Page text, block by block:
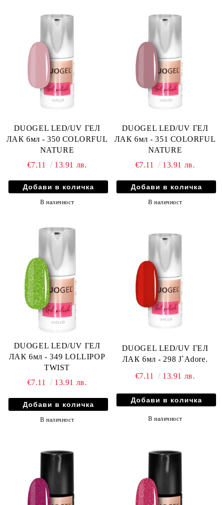
DUOGEL LED/UV ГЕЛ
ЛАК 6мл - 350 COLORFUL
NATURE
€7.11
13.91 лв.
В наличност
DUOGEL LED/UV ГЕЛ
ЛАК 6мл - 351 COLORFUL
NATURE
€7.11
13.91 лв.
В наличност
DUOGEL LED/UV ГЕЛ
ЛАК 6мл - 349 LOLLIPOP
TWIST
€7.11
13.91 лв.
В наличност
DUOGEL LED/UV ГЕЛ
ЛАК 6мл - 298 J`Adore.
€7.11 13.91 лв.
В наличност